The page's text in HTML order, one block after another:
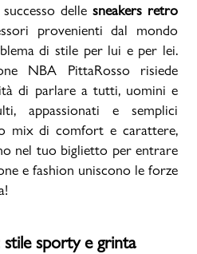
delle sneakers retro
provenienti dal mondo
di stile per lui e per lei.
NBA PittaRosso risiede
di parlare a tutti, uomini e
appassionati e semplici
mix di comfort e carattere,
nel tuo biglietto per entrare
e fashion uniscono le forze
sporty e grinta